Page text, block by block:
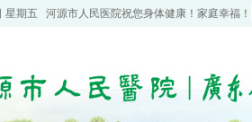
星期五 河源市人民医院祝您身体健康！家庭幸福！